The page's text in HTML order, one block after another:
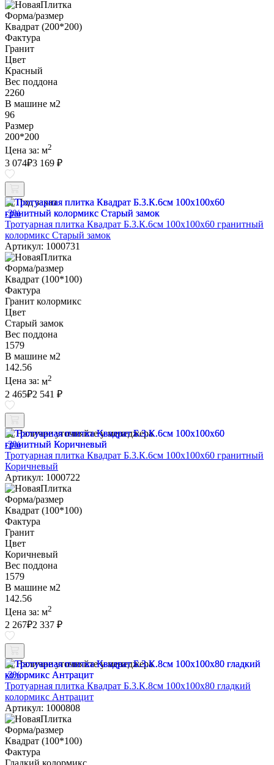
Форма/размер
Квадрат (200*200)
Фактура
Гранит
Цвет
Красный
Вес поддона
2260
В машине м2
96
Размер
200*200
Цена за: м2
3 074₽3 169 ₽
Под заказ
-3%
Тротуарная плитка Квадрат Б.3.К.6см 100х100х60 гранитный
колормикс Старый замок
Артикул: 1000731
Форма/размер
Квадрат (100*100)
Фактура
Гранит колормикс
Цвет
Старый замок
Вес поддона
1579
В машине м2
142.56
Цена за: м2
2 465₽2 541 ₽
Наличие уточняйте у менеджера
-3%
Тротуарная плитка Квадрат Б.3.К.6см 100х100х60 гранитный
Коричневый
Артикул: 1000722
Форма/размер
Квадрат (100*100)
Фактура
Гранит
Цвет
Коричневый
Вес поддона
1579
В машине м2
142.56
Цена за: м2
2 267₽2 337 ₽
Наличие уточняйте у менеджера
-3%
Тротуарная плитка Квадрат Б.3.К.8см 100х100х80 гладкий
колормикс Антрацит
Артикул: 1000808
Форма/размер
Квадрат (100*100)
Фактура